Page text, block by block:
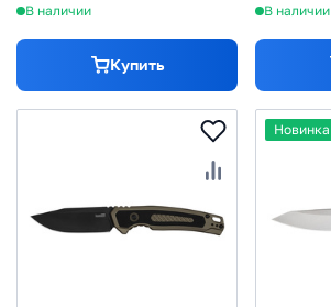
В наличии
Купить
В наличии
Новинка